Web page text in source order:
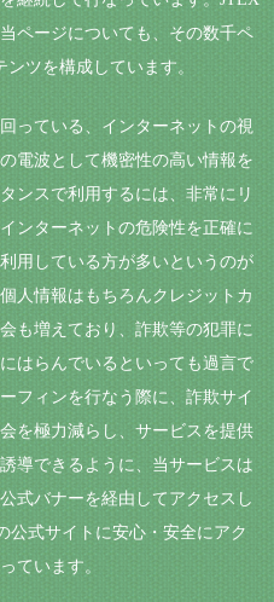
ページについても、その数千ペ
ツを構成しています。
っている、インターネットの視
電波として機密性の高い情報を
ンスで利用するには、非常にリ
ンターネットの危険性を正確に
用している方が多いというのが
人情報はもちろんクレジットカ
も増えており、詐欺等の犯罪に
はらんでいるといっても過言で
フィンを行なう際に、詐欺サイ
を極力減らし、サービスを提供
導できるように、当サービスは
式バナーを経由してアクセスし
公式サイトに安心・安全にアク
ています。